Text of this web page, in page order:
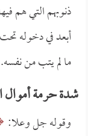
ذنوبهم التي هم
أبعد في دخوله
ما لم يتب من نفسه.
شدة حرمة أموال
وقوله جل وعلا: